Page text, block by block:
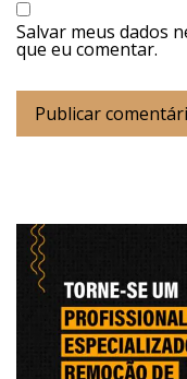
Salvar meus dados
que eu comentar.